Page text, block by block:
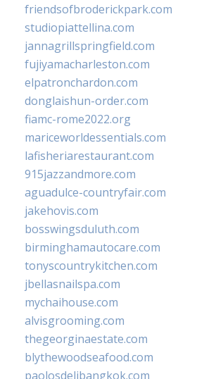
friendsofbroderickpark.com
studiopiattellina.com
jannagrillspringfield.com
fujiyamacharleston.com
elpatronchardon.com
donglaishun-order.com
fiamc-rome2022.org
mariceworldessentials.com
lafisheriarestaurant.com
915jazzandmore.com
aguadulce-countryfair.com
jakehovis.com
bosswingsduluth.com
birminghamautocare.com
tonyscountrykitchen.com
jbellasnailspa.com
mychaihouse.com
alvisgrooming.com
thegeorginaestate.com
blythewoodseafood.com
paolosdelibangkok.com